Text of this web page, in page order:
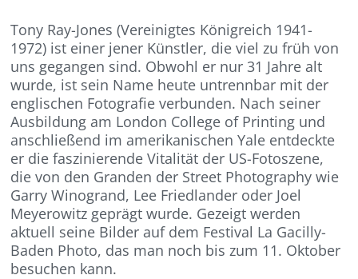
Tony Ray-Jones (Vereinigtes Königreich 1941-
1972) ist einer jener Künstler, die viel zu früh von
uns gegangen sind. Obwohl er nur 31 Jahre alt
wurde, ist sein Name heute untrennbar mit der
englischen Fotografie verbunden. Nach seiner
Ausbildung am London College of Printing und
anschließend im amerikanischen Yale entdeckte
er die faszinierende Vitalität der US-Fotoszene,
die von den Granden der Street Photography wie
Garry Winogrand, Lee Friedlander oder Joel
Meyerowitz geprägt wurde. Gezeigt werden
aktuell seine Bilder auf dem Festival La Gacilly-
Baden Photo, das man noch bis zum 11. Oktober
besuchen kann.